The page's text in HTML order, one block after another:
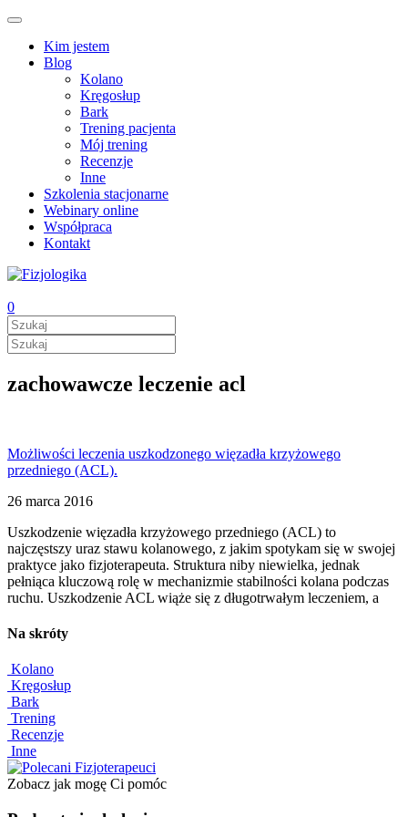
Kim jestem
Blog
Kolano
Kręgosłup
Bark
Trening pacjenta
Mój trening
Recenzje
Inne
Szkolenia stacjonarne
Webinary online
Współpraca
Kontakt
0
zachowawcze leczenie acl
Możliwości leczenia uszkodzonego więzadła krzyżowego
przedniego (ACL).
26 marca 2016
Uszkodzenie więzadła krzyżowego przedniego (ACL) to
najczęstszy uraz stawu kolanowego, z jakim spotykam się w swojej
praktyce jako fizjoterapeuta. Struktura niby niewielka, jednak
pełniąca kluczową rolę w mechanizmie stabilności kolana podczas
ruchu. Uszkodzenie ACL wiąże się z długotrwałym leczeniem, a
Na skróty
Kolano
Kręgosłup
Bark
Trening
Recenzje
Inne
Zobacz jak mogę Ci pomóc